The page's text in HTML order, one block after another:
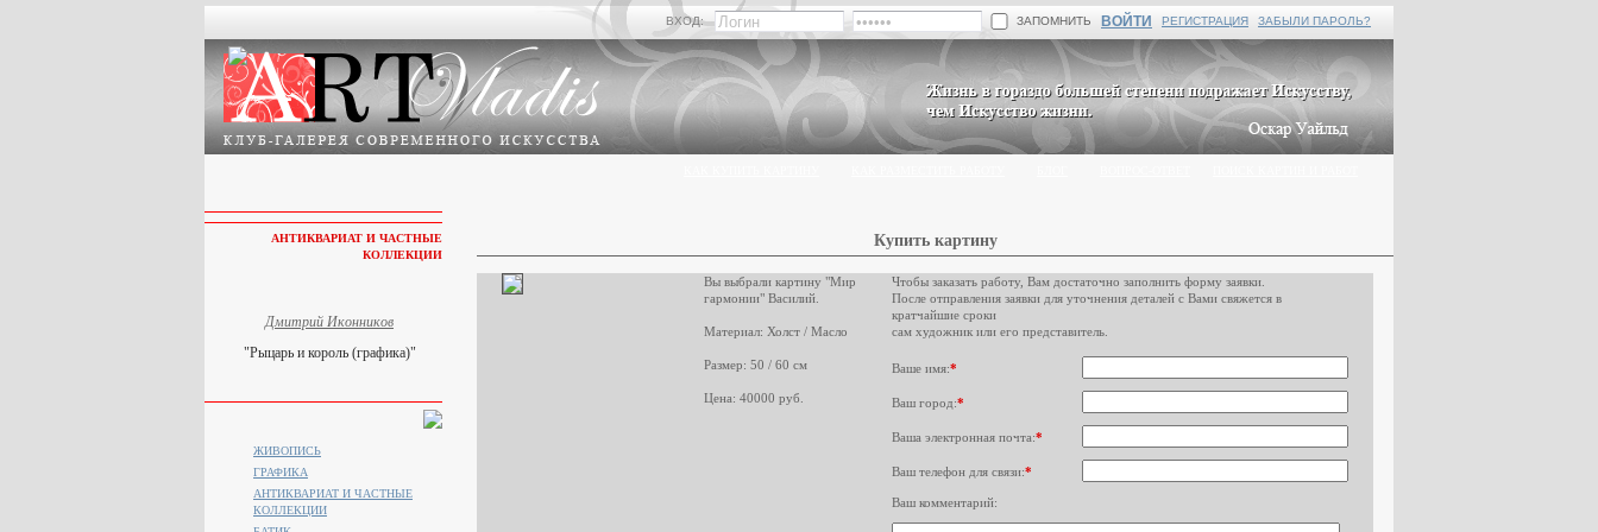
ВХОД: ЗАПОМНИТЬ ВОЙТИ РЕГИСТРАЦИЯ ЗАБЫЛИ ПАРОЛЬ?
Купить картину
Вы выбрали картину "Мир
гармонии" Василий.
Материал: Холст / Масло
Размер: 50 / 60 см
Цена: 40000 руб.
Чтобы заказать работу, Вам достаточно заполнить форму заявки.
После отправления заявки для уточнения деталей с Вами свяжется в
кратчайшие сроки
сам художник или его представитель.
Ваше имя:*
Ваш город:*
Ваша электронная почта:*
Ваш телефон для связи:*
Ваш комментарий:
АНТИКВАРИАТ И ЧАСТНЫЕ
КОЛЛЕКЦИИ
Дмитрий Иконников
"Рыцарь и король (графика)"
ЖИВОПИСЬ
ГРАФИКА
АНТИКВАРИАТ И ЧАСТНЫЕ
КОЛЛЕКЦИИ